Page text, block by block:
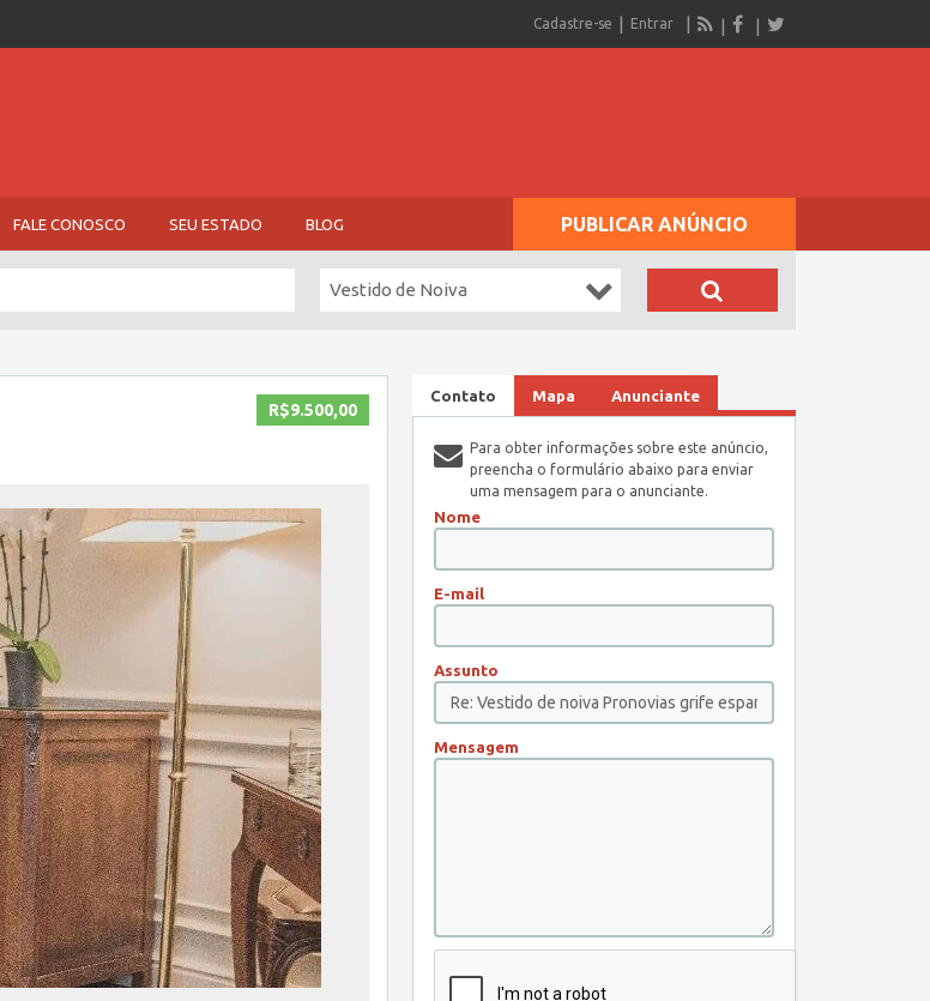
Cadastre-se Entrar
FALE CONOSCO SEU ESTADO BLOG PUBLICAR ANÚNCIO
Vestido de Noiva
R$9.500,00
Contato Mapa Anunciante
Para obter informações sobre este anúncio,
preencha o formulário abaixo para enviar
uma mensagem para o anunciante.
Nome
E-mail
Assunto
Mensagem